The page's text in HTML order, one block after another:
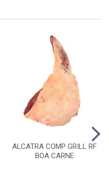
ALCATRA COMP GRILL RF
BOA CARNE